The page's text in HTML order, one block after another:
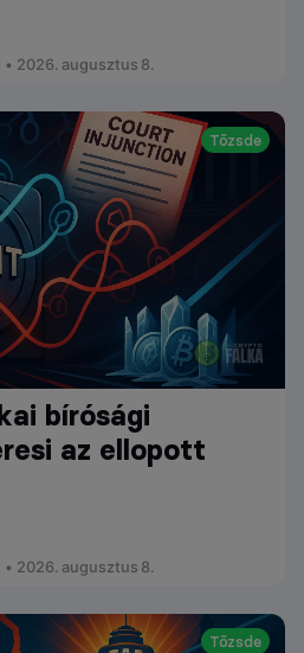
2026. augusztus 8.
Tőzsde
bírósági
az ellopott
2026. augusztus 8.
Tőzsde